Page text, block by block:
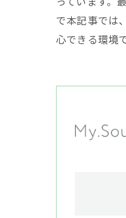
で本記事では
心できる環境